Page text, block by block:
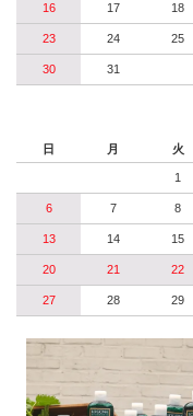
16 17 18
23 24 25
30 31
日 月 火
1
6 7 8
13 14 15
20 21 22
27 28 29